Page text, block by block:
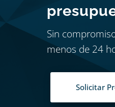
Sin
menos de 24
Solicitar